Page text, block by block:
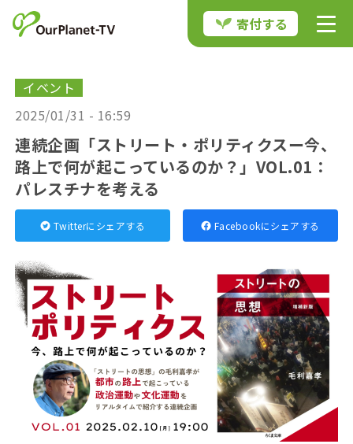
寄付する
イベント
2025/01/31 - 16:59
連続企画「ストリート・ポリティクスー今、
路上で何が起こっているのか？」VOL.01：
パレスチナを考える
Twitterにシェアする Facebookにシェアする